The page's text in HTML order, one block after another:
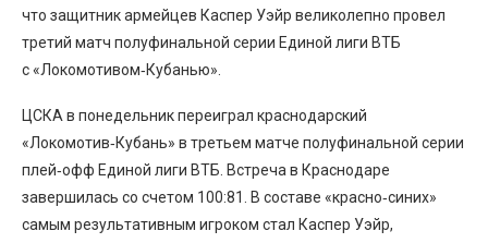
что защитник армейцев Каспер Уэйр великолепно провел
третий матч полуфинальной серии Единой лиги ВТБ
с «Локомотивом‑Кубанью».
ЦСКА в понедельник переиграл краснодарский
«Локомотив‑Кубань» в третьем матче полуфинальной серии
плей‑офф Единой лиги ВТБ. Встреча в Краснодаре
завершилась со счетом 100:81. В составе «красно‑синих»
самым результативным игроком стал Каспер Уэйр,